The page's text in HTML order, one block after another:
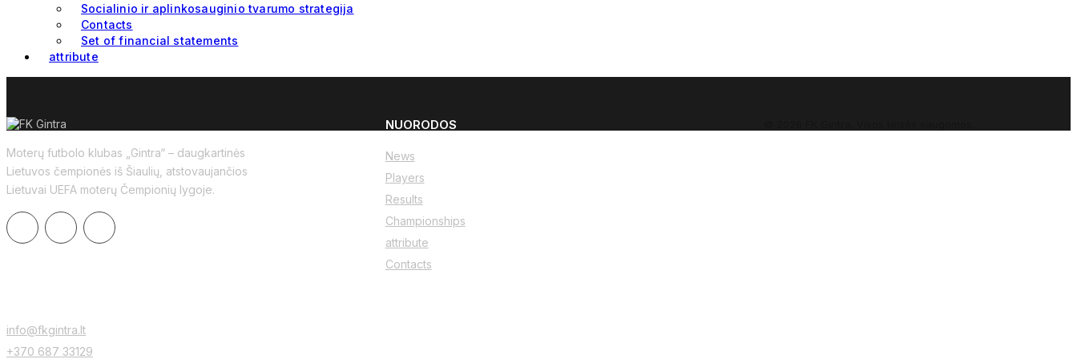
Socialinio ir aplinkosauginio tvarumo strategija
Contacts
Set of financial statements
attribute
Moterų futbolo klubas „Gintra“ – daugkartinės
Lietuvos čempionės iš Šiaulių, atstovaujančios
Lietuvai UEFA moterų Čempionių lygoje.
NUORODOS
News
Players
Results
Championships
attribute
Contacts
info@fkgintra.lt
+370 687 33129